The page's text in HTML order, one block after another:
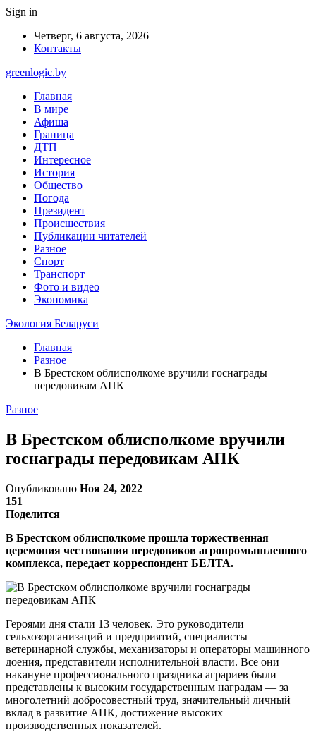
Sign in
Четверг, 6 августа, 2026
Контакты
greenlogic.by
Главная
В мире
Афиша
Граница
ДТП
Интересное
История
Общество
Погода
Президент
Происшествия
Публикации читателей
Разное
Спорт
Транспорт
Фото и видео
Экономика
Экология Беларуси
Главная
Разное
В Брестском облисполкоме вручили госнаграды
передовикам АПК
Разное
В Брестском облисполкоме вручили
госнаграды передовикам АПК
Опубликовано Ноя 24, 2022
151
Поделится
В Брестском облисполкоме прошла торжественная
церемония чествования передовиков агропромышленного
комплекса, передает корреспондент БЕЛТА.
Героями дня стали 13 человек. Это руководители
сельхозорганизаций и предприятий, специалисты
ветеринарной службы, механизаторы и операторы машинного
доения, представители исполнительной власти. Все они
накануне профессионального праздника аграриев были
представлены к высоким государственным наградам — за
многолетний добросовестный труд, значительный личный
вклад в развитие АПК, достижение высоких
производственных показателей.